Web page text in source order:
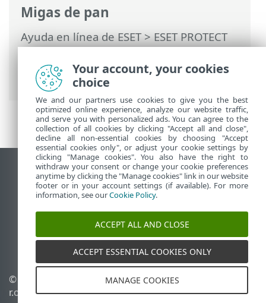
Migas de pan
Ayuda en línea de ESET>ESET PROTECT
On-Prem>Migrar y volver a instalar>
ESET PROTECTmigración de la base de
datos de
Ver sitio del escritorio
End of Life
Base de conocimiento de ESET
Foro de ESET
ESET Status Portal
Soporte regional
© 1992 - 2026 ESET, spol. s
r.o. - Todos los derechos
Administrar perfiles
Política de cookies
Your account, your cookies
choice
We and our partners use cookies to give you the best
optimized online experience, analyze our website traffic,
and serve you with personalized ads. You can agree to the
collection of all cookies by clicking "Accept all and close",
decline all non-essential cookies by choosing "Accept
essential cookies only", or adjust your cookie settings by
clicking "Manage cookies". You also have the right to
withdraw your consent or change your cookie preferences
anytime by clicking the "Manage cookies" link in our website
footer or in your account settings (if available). For more
information, see ourCookie Policy.
ACCEPT ALL AND CLOSE
ACCEPT ESSENTIAL COOKIES ONLY
MANAGE COOKIES